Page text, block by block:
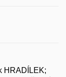
HRADÍLEK;